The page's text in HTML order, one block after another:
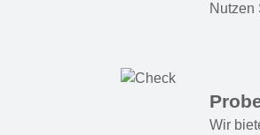
Nutzen
Wir